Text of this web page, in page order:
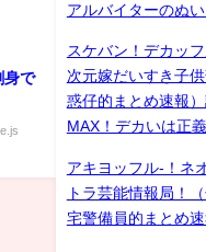
身で
アルバイターのぬ
スケバン！デカッ
次元嫁だいすき子
惑仔的まとめ速報
MAX！デカいは正
アキヨッフル-！ネ
トラ芸能情報局！
宅警備員的まとめ速